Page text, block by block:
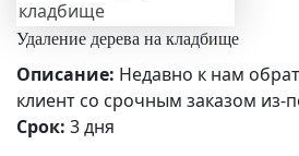
Удаление дерева на кладбище
Описание: Недавно к нам
клиент со срочным заказом из-
Срок: 3 дня